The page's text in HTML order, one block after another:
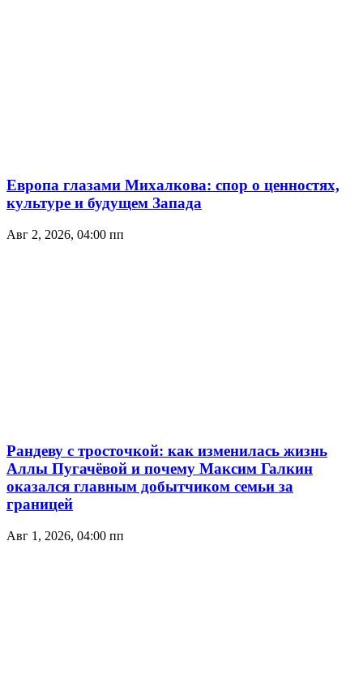
Европа глазами Михалкова: спор о ценностях,
культуре и будущем Запада
Авг 2, 2026, 04:00 пп
Рандеву с тросточкой: как изменилась жизнь
Аллы Пугачёвой и почему Максим Галкин
оказался главным добытчиком семьи за
границей
Авг 1, 2026, 04:00 пп